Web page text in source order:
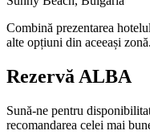
Combină prezentarea
alte opțiuni din aceeași zonă.
Rezervă ALBA
Sună-ne pentru
recomandarea celei mai